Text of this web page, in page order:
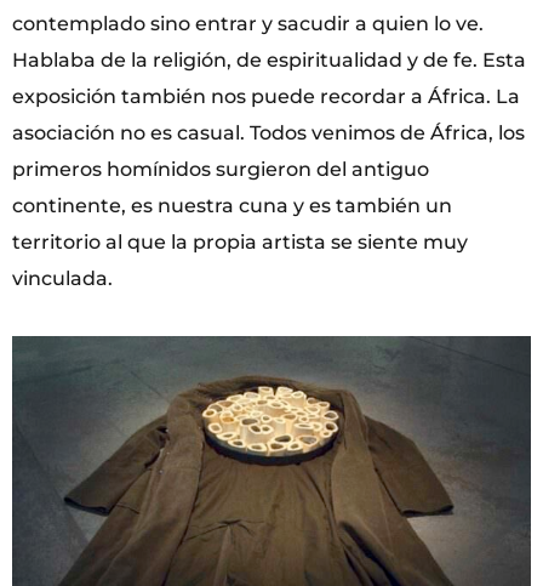
contemplado sino entrar y sacudir a quien lo ve.
Hablaba de la religión, de espiritualidad y de fe. Esta
exposición también nos puede recordar a África. La
asociación no es casual. Todos venimos de África, los
primeros homínidos surgieron del antiguo
continente, es nuestra cuna y es también un
territorio al que la propia artista se siente muy
vinculada.